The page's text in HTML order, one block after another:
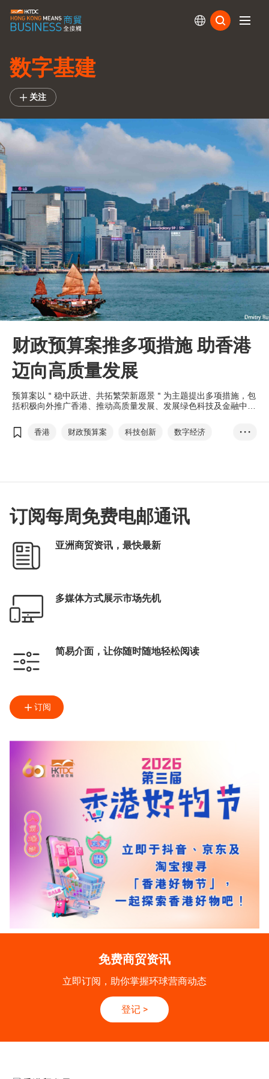
数字基建
关注
财政预算案推多项措施 助香港
迈向高质量发展
预算案以＂稳中跃进、共拓繁荣新愿景＂为主题提出多项措施，包
括积极向外推广香港、推动高质量发展、发展绿色科技及金融中
固复苏动力，支持经济迈向高质量发展。
香港 财政预算案 科技创新
数字经济
• • •
订阅每周免费电邮通讯
亚洲商贸资讯，最快最新
多媒体方式展示市场先机
简易介面，让你随时随地轻松阅读
订阅
免费商贸资讯
立即订阅，助你掌握环球营商动态
登记 >